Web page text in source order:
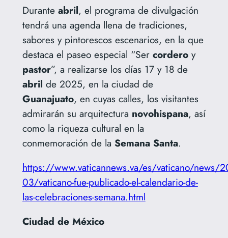
Durante abril, el programa de divulgación
tendrá una agenda llena de tradiciones,
sabores y pintorescos escenarios, en la que
destaca el paseo especial “Ser corderoy
pastor”, a realizarse los días 17 y 18 de
abril de 2025, en la ciudad de
Guanajuato, en cuyas calles, los visitantes
admirarán su arquitectura novohispana, así
como la riqueza cultural en la
conmemoración de la Semana Santa.
https://www.vaticannews.va/es/vaticano/news/
03/vaticano-fue-publicado-el-calendario-de-
las-celebraciones-semana.html
Ciudad de México